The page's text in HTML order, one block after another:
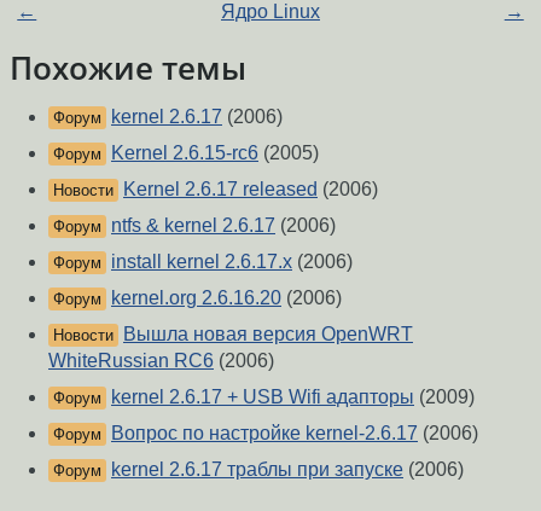
← Ядро Linux →
Похожие темы
Форум kernel 2.6.17 (2006)
Форум Kernel 2.6.15-rc6 (2005)
Новости Kernel 2.6.17 released (2006)
Форум ntfs & kernel 2.6.17 (2006)
Форум install kernel 2.6.17.x (2006)
Форум kernel.org 2.6.16.20 (2006)
Новости
Вышла новая версия OpenWRT
WhiteRussian RC6 (2006)
Форум kernel 2.6.17 + USB Wifi адапторы (2009)
Форум Вопрос по настройке kernel-2.6.17 (2006)
Форум kernel 2.6.17 траблы при запуске (2006)